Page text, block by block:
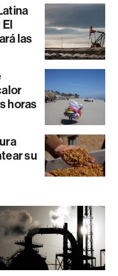
las
horas
su